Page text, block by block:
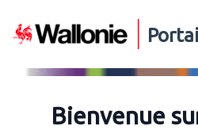
Bienvenue